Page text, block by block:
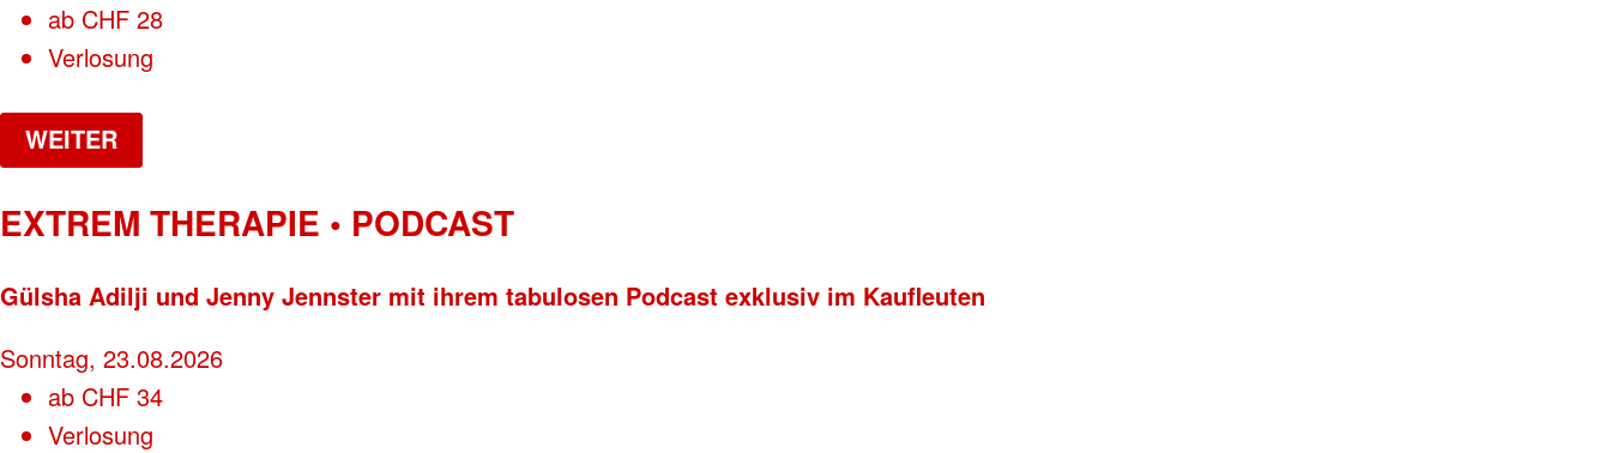
ab CHF 28
Verlosung
WEITER
EXTREM THERAPIE • PODCAST
Gülsha Adilji und Jenny Jennster mit ihrem tabulosen Podcast exklusiv im Kaufleuten
Sonntag, 23.08.2026
ab CHF 34
Verlosung